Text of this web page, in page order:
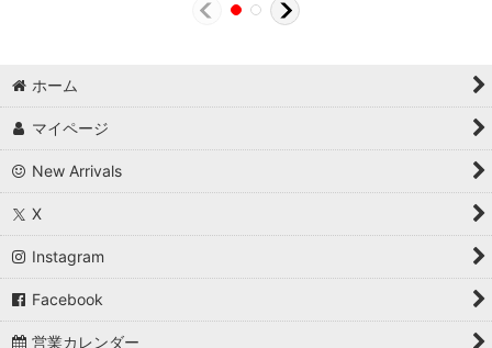
ホーム
マイページ
New Arrivals
X
Instagram
Facebook
営業カレンダー